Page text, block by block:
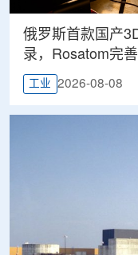
俄罗斯首款国产
录，Rosatom完
工业 2026-08-08